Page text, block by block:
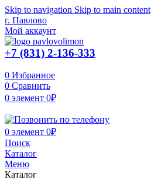
Skip to navigation Skip to main content
г. Павлово
Мой аккаунт
+7 (831) 2-136-333
0 Избранное
0 Сравнить
0 элемент 0₽
0 элемент 0₽
Поиск
Каталог
Меню
Каталог